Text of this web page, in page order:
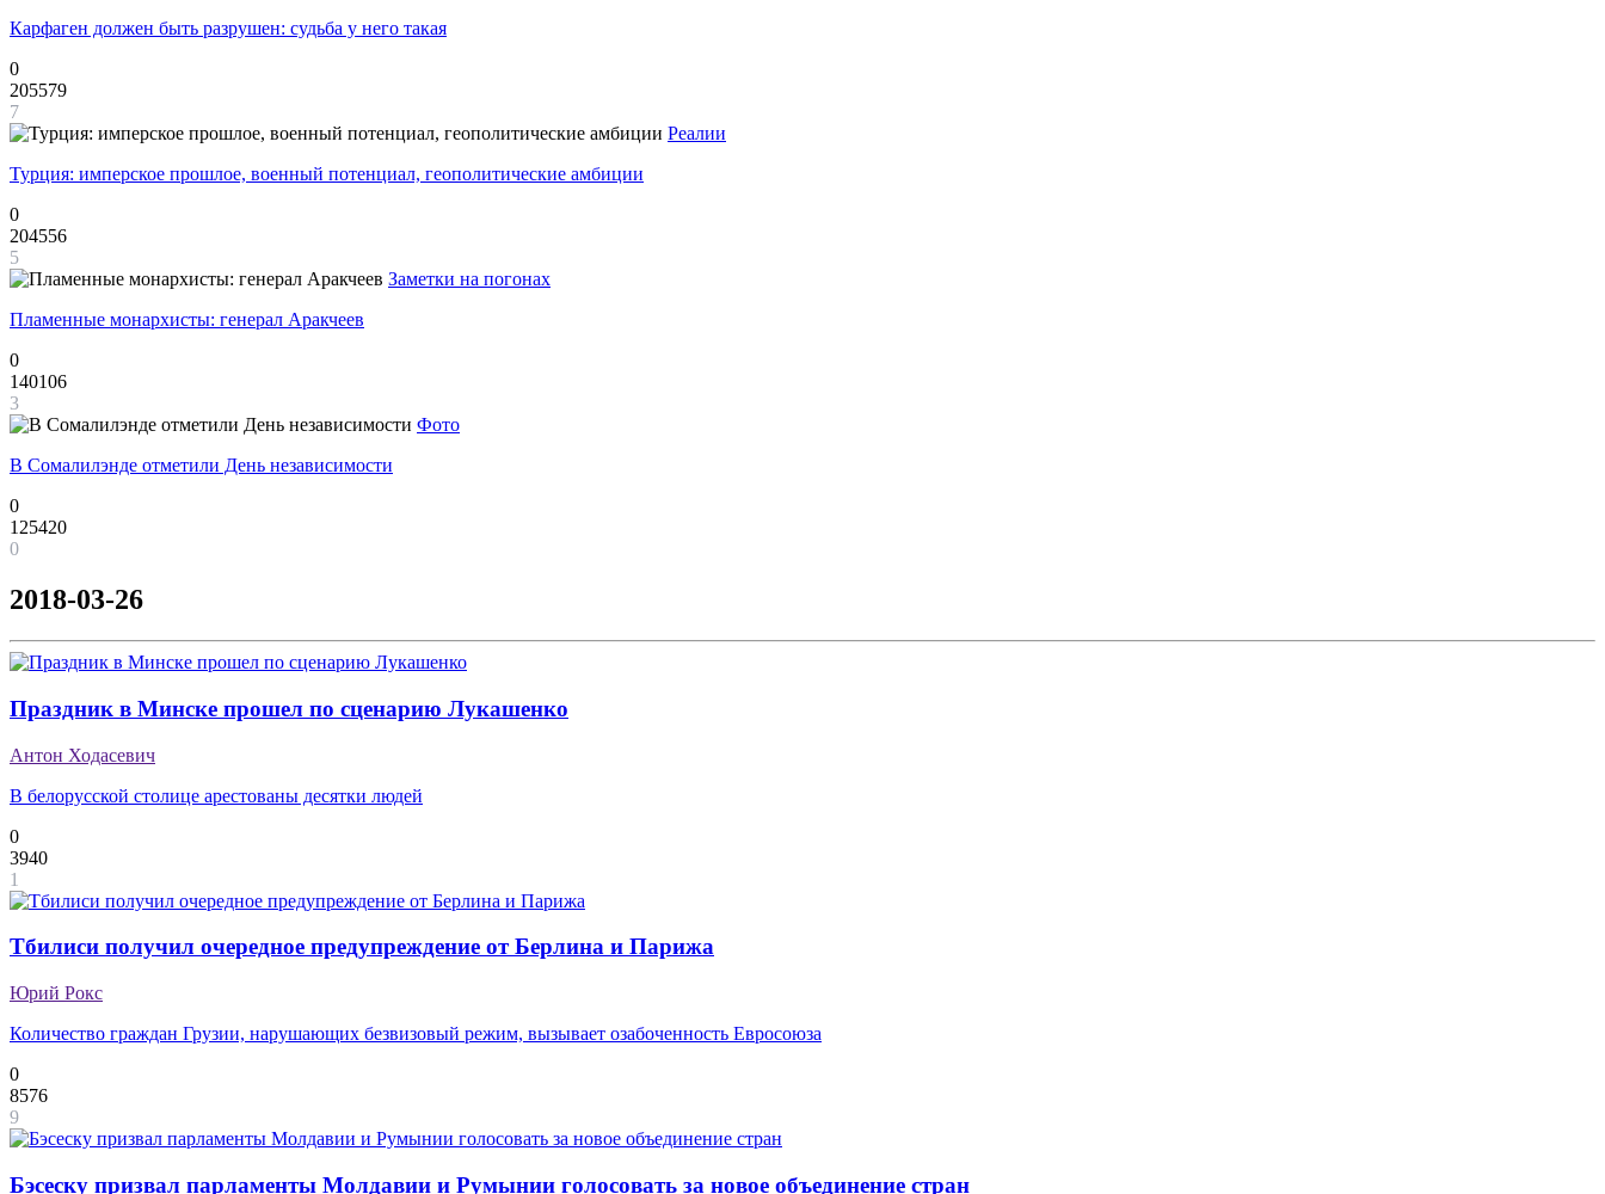
Карфаген должен быть разрушен: судьба у него такая
0
205579
7
Реалии
Турция: имперское прошлое, военный потенциал, геополитические амбиции
0
204556
5
Заметки на погонах
Пламенные монархисты: генерал Аракчеев
0
140106
3
Фото
В Сомалилэнде отметили День независимости
0
125420
0
2018-03-26
Праздник в Минске прошел по сценарию Лукашенко
Антон Ходасевич
В белорусской столице арестованы десятки людей
0
3940
1
Тбилиси получил очередное предупреждение от Берлина и Парижа
Юрий Рокс
Количество граждан Грузии, нарушающих безвизовый режим, вызывает озабоченность Евросоюза
0
8576
9
Бэсеску призвал парламенты Молдавии и Румынии голосовать за новое объединение стран